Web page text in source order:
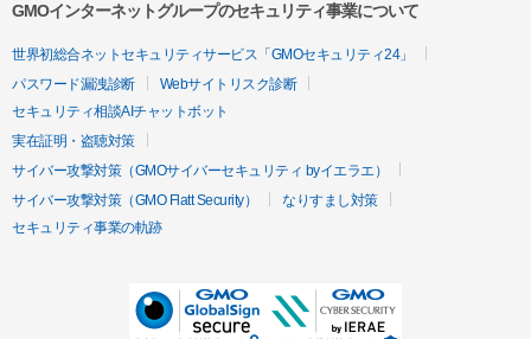
GMOインターネットグループのセキュリティ事業について
世界初総合ネットセキュリティサービス「GMOセキュリティ24」
パスワード漏洩診断
Webサイトリスク診断
セキュリティ相談AIチャットボット
実在証明・盗聴対策
サイバー攻撃対策（GMOサイバーセキュリティ byイエラエ）
サイバー攻撃対策（GMO Flatt Security）
なりすまし対策
セキュリティ事業の軌跡